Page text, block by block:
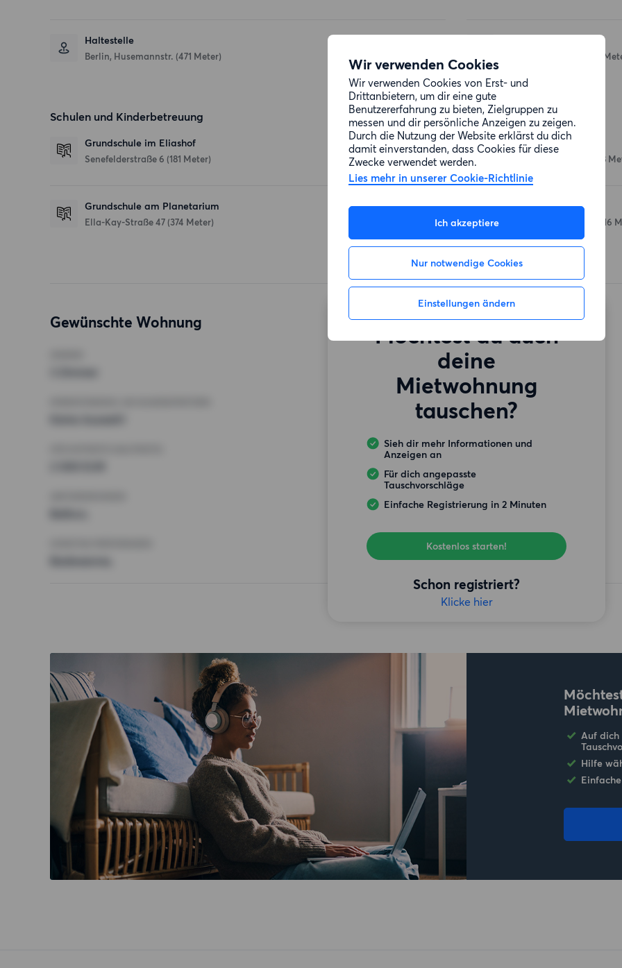
Wir verwenden Cookies
Wir verwenden Cookies von Erst- und
Drittanbietern, um dir eine gute
Benutzererfahrung zu bieten, Zielgruppen zu
messen und dir persönliche Anzeigen zu zeigen.
Durch die Nutzung der Website erklärst du dich
damit einverstanden, dass Cookies für diese
Zwecke verwendet werden.
Lies mehr in unserer Cookie-Richtlinie
Ich akzeptiere
Nur notwendige Cookies
Einstellungen ändern
Haltestelle
Berlin, Husemannstr. (471 Meter) (115
Schulen und Kinderbetreuung
Grundschule im Eliashof
Senefelderstraße 6 (181 Meter)
Grundschule am Planetarium
Ella-Kay-Straße 47 (374 Meter)
Einkaufsmöglichkeiten
Bio Company
(258
Denns BioMarkt
(316
Gewünschte Wohnung
Möchtest du auch
deine
Mietwohnung
tauschen?
Sieh dir mehr Informationen und
Anzeigen an
Für dich angepasste
Tauschvorschläge
Einfache Registrierung in 2 Minuten
Kostenlos starten!
Schon registriert?
Klicke hier
Auf dich
Hilfe